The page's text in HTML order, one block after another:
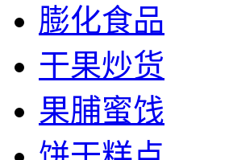
膨化食品
干果炒货
果脯蜜饯